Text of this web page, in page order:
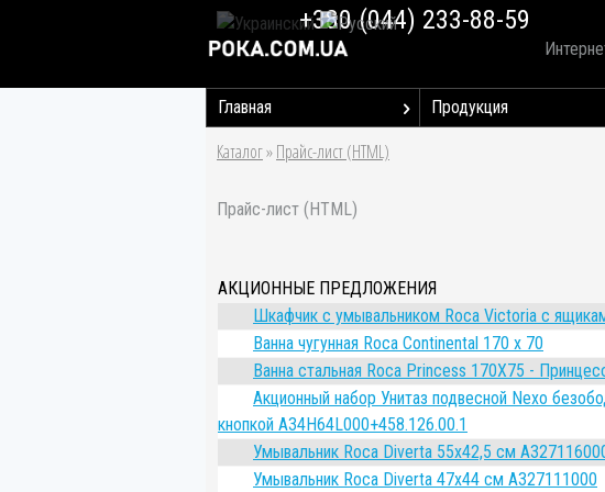
+380 (044) 233-88-59
Главная Продукция
Каталог»Прайс-лист (HTML)
Прайс-лист (HTML)
АКЦИОННЫЕ ПРЕДЛОЖЕНИЯ
Шкафчик с умывальником Roca Victoria с
Ванна чугунная Roca Continental 170 x 70
Ванна стальная Roca Princess 170Х75 -
Акционный набор Унитаз подвесной Nexo
кнопкой A34H64L000+458.126.00.1
Умывальник Roca Diverta 55x42,5 см
Умывальник Roca Diverta 47x44 см A327111000